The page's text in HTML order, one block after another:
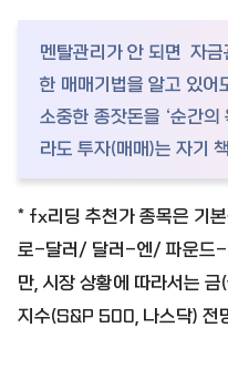
멘탈관리가 안 되면 자
한 매매기법을 알고 있어
소중한 종잣돈을 ‘순간의
라도 투자(매매)는 자기
* fx리딩 추천가 종목은 기
로-달러/ 달러-엔/ 파운드-
만, 시장 상황에 따라서는
지수(S&P 500, 나스닥) 전